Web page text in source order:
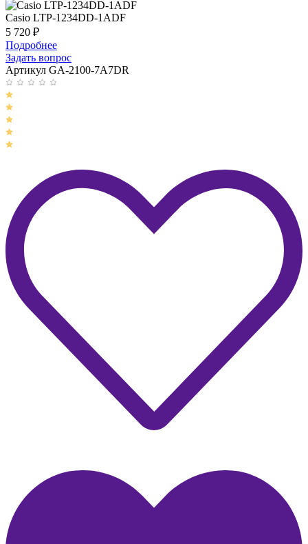
Casio LTP-1234DD-1ADF
5 720 ₽
Подробнее
Задать вопрос
Артикул GA-2100-7A7DR